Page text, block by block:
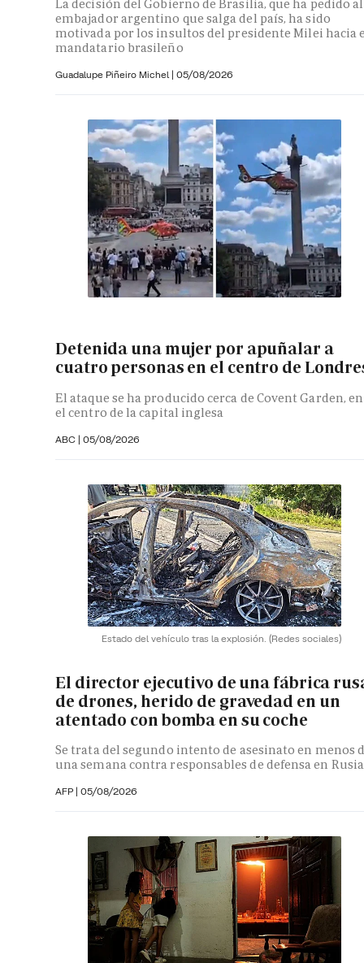
La decisión del Gobierno de Brasilia, que ha pedido al
embajador argentino que salga del país, ha sido
motivada por los insultos del presidente Milei hacia
mandatario brasileño
Guadalupe Piñeiro Michel | 05/08/2026
Detenida una mujer por apuñalar a
cuatro personas en el centro de
El ataque se ha producido cerca de Covent Garden, en
el centro de la capital inglesa
ABC | 05/08/2026
Estado del vehículo tras la explosión. (Redes sociales)
El director ejecutivo de una fábrica
de drones, herido de gravedad en un
atentado con bomba en su coche
Se trata del segundo intento de asesinato en menos
una semana contra responsables de defensa en Rusia
AFP | 05/08/2026